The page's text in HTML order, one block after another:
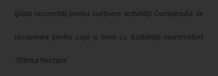
(plată recurentă) pentru susținere activității Complexului de
recuperare pentru copii și tineri cu dizabilități neuromotorii
”Sfântul Nectarie”.